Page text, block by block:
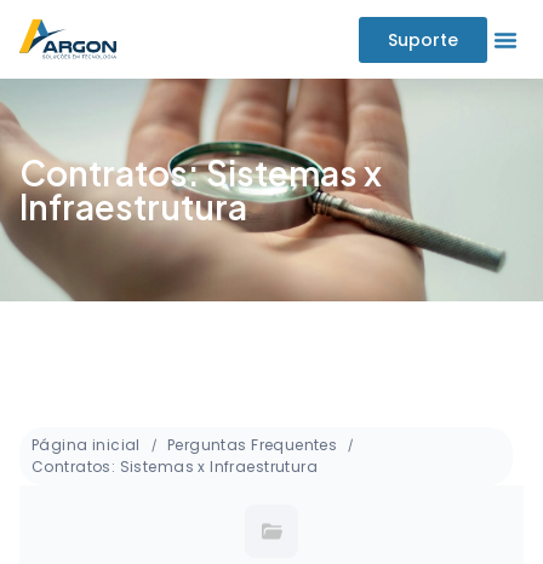
Suporte
Contratos: Sistemas x
Infraestrutura
Página inicial
Perguntas Frequentes
Contratos: Sistemas x Infraestrutura